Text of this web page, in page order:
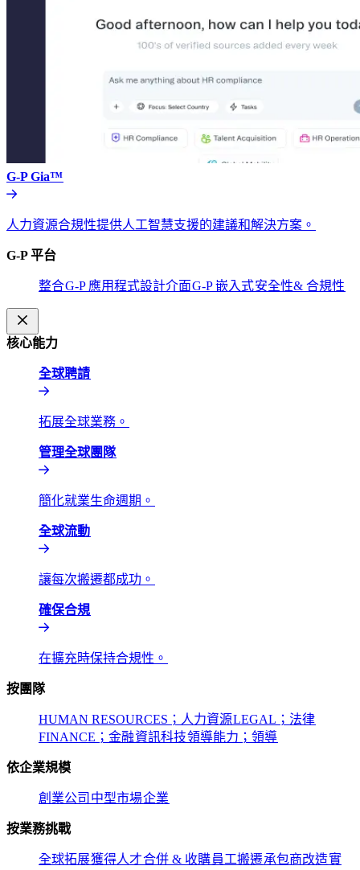
G-P Gia™​​
人力資源合規性提供人工智慧支援的建議和解決方案。​​
G-P 平台​​
整合​​G-P 應用程式設計介面​​G-P 嵌入式​​安全性& 合規性​​
核心能力​​
全球聘請​​
拓展全球業務。​​
管理全球團隊​​
簡化就業生命週期。​​
全球流動​​
讓每次搬遷都成功。​​
確保合規​​
在擴充時保持合規性。​​
按團隊​​
HUMAN RESOURCES；人力資源​​LEGAL；法律​​
FINANCE；金融​​資訊科技​​領導能力；領導​​
依企業規模​​
創業公司​​ 中型市場​​企業​​
按業務挑戰​​
全球拓展​​獲得人才​​合併 & 收購​​員工搬遷​​承包商改造​​實